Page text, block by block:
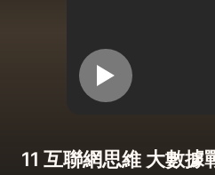
11 互聯網思維 大數據